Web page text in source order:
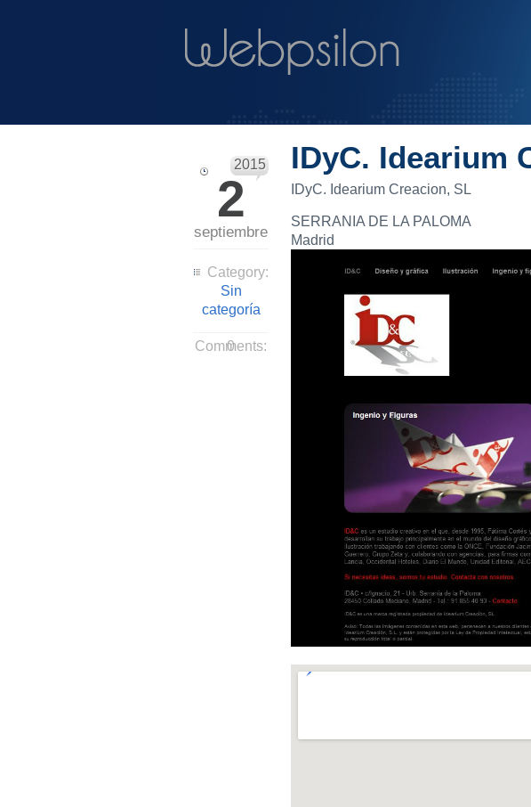
2
septiembre
2015
Category:
Sin
categoría
Comments:
0
IDyC. Idearium
IDyC. Idearium Creacion, SL
SERRANIA DE LA PALOMA
Madrid